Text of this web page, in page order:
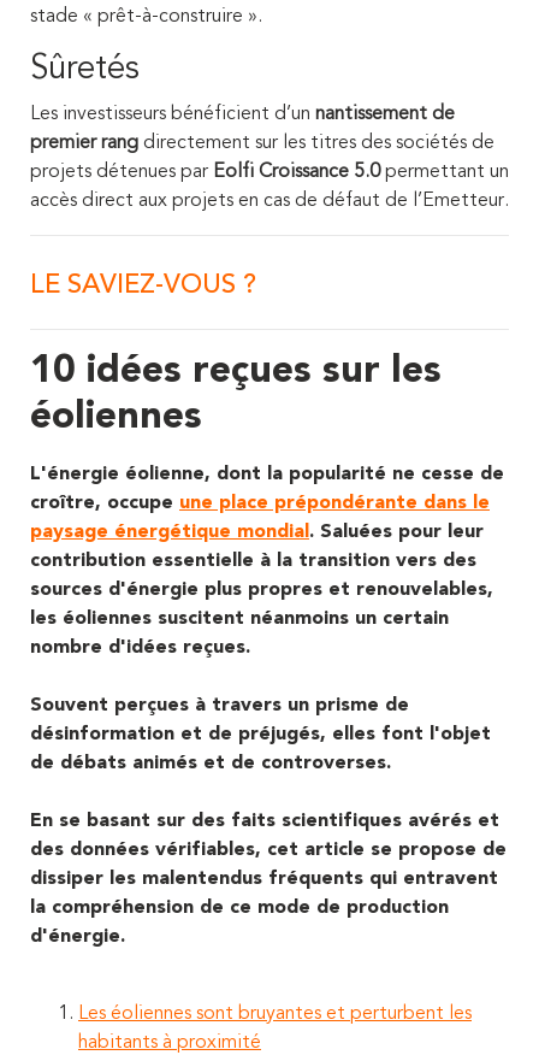
stade « prêt-à-construire ».
Sûretés
Les investisseurs bénéficient d’un nantissement de
premier rang directement sur les titres des sociétés de
projets détenues par Eolfi Croissance 5.0permettant un
accès direct aux projets en cas de défaut de l’Emetteur.
LE SAVIEZ-VOUS ?
10 idées reçues sur les
éoliennes
L'énergie éolienne, dont la popularité ne cesse de
croître, occupe une place prépondérante dans le
paysage énergétique mondial. Saluées pour leur
contribution essentielle à la transition vers des
sources d'énergie plus propres et renouvelables,
les éoliennes suscitent néanmoins un certain
nombre d'idées reçues.
Souvent perçues à travers un prisme de
désinformation et de préjugés, elles font l'objet
de débats animés et de controverses.
En se basant sur des faits scientifiques avérés et
des données vérifiables, cet article se propose de
dissiper les malentendus fréquents qui entravent
la compréhension de ce mode de production
d'énergie.
Les éoliennes sont bruyantes et perturbent les
habitants à proximité